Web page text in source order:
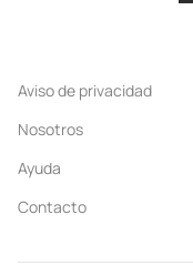
Aviso de privacidad
Nosotros
Ayuda
Contacto